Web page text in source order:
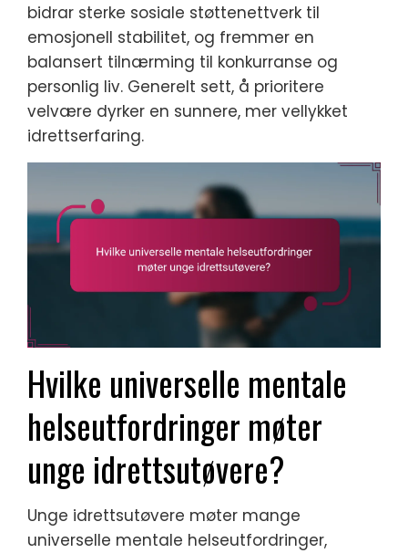
bidrar sterke sosiale støttenettverk til
emosjonell stabilitet, og fremmer en
balansert tilnærming til konkurranse og
personlig liv. Generelt sett, å prioritere
velvære dyrker en sunnere, mer vellykket
idrettserfaring.
Hvilke universelle mentale
helseutfordringer møter
unge idrettsutøvere?
Unge idrettsutøvere møter mange
universelle mentale helseutfordringer,